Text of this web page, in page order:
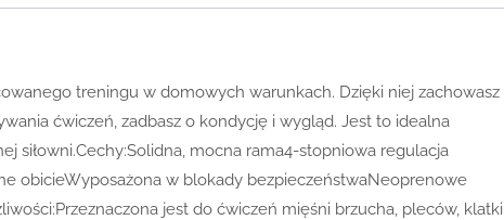
treningu w domowych warunkach. Dzięki niej zachowasz
ćwiczeń, zadbasz o kondycję i wygląd. Jest to idealna
siłowni.Cechy:Solidna, mocna rama4-stopniowa regulacja
obicieWyposażona w blokady bezpieczeństwaNeoprenowe
jest do ćwiczeń mięśni brzucha, pleców, klatki